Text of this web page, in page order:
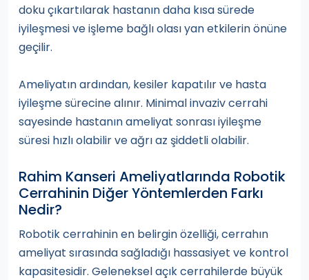
doku çıkartılarak hastanın daha kısa sürede
iyileşmesi ve işleme bağlı olası yan etkilerin önüne
geçilir.
Ameliyatın ardından, kesiler kapatılır ve hasta
iyileşme sürecine alınır. Minimal invaziv cerrahi
sayesinde hastanın ameliyat sonrası iyileşme
süresi hızlı olabilir ve ağrı az şiddetli olabilir.
Rahim Kanseri Ameliyatlarında Robotik
Cerrahinin Diğer Yöntemlerden Farkı
Nedir?
Robotik cerrahinin en belirgin özelliği, cerrahın
ameliyat sırasında sağladığı hassasiyet ve kontrol
kapasitesidir. Geleneksel açık cerrahilerde büyük